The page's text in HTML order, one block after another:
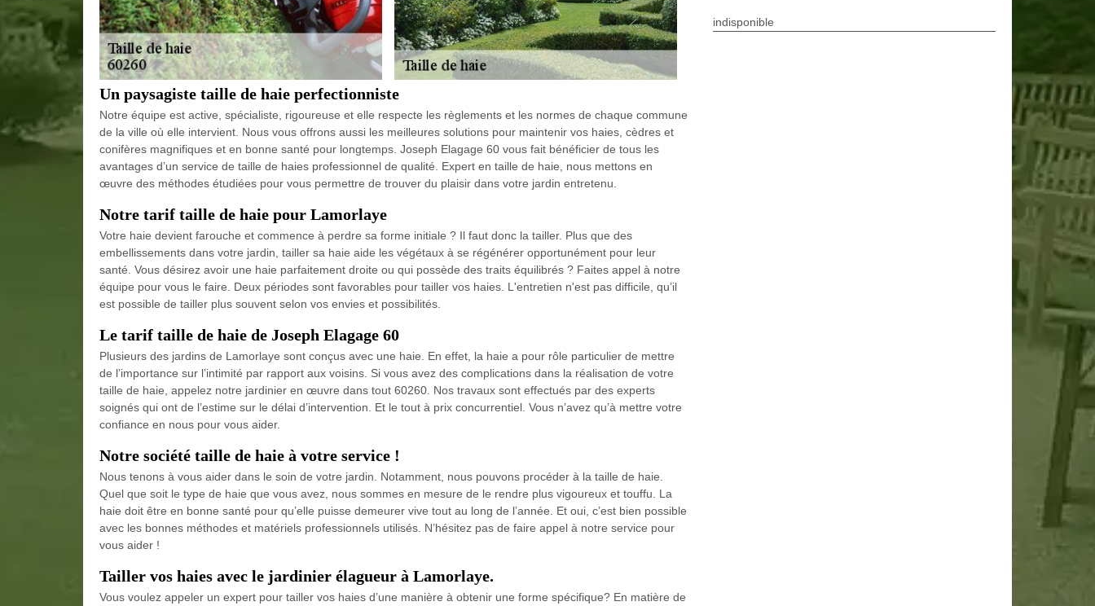
Un paysagiste taille de haie perfectionniste
Notre équipe est active, spécialiste, rigoureuse et elle respecte les règlements et les normes de chaque commune
de la ville où elle intervient. Nous vous offrons aussi les meilleures solutions pour maintenir vos haies, cèdres et
conifères magnifiques et en bonne santé pour longtemps. Joseph Elagage 60 vous fait bénéficier de tous les
avantages d’un service de taille de haies professionnel de qualité. Expert en taille de haie, nous mettons en
œuvre des méthodes étudiées pour vous permettre de trouver du plaisir dans votre jardin entretenu.
Notre tarif taille de haie pour Lamorlaye
Votre haie devient farouche et commence à perdre sa forme initiale ? Il faut donc la tailler. Plus que des
embellissements dans votre jardin, tailler sa haie aide les végétaux à se régénérer opportunément pour leur
santé. Vous désirez avoir une haie parfaitement droite ou qui possède des traits équilibrés ? Faites appel à notre
équipe pour vous le faire. Deux périodes sont favorables pour tailler vos haies. L'entretien n'est pas difficile, qu’il
est possible de tailler plus souvent selon vos envies et possibilités.
Le tarif taille de haie de Joseph Elagage 60
Plusieurs des jardins de Lamorlaye sont conçus avec une haie. En effet, la haie a pour rôle particulier de mettre
de l’importance sur l’intimité par rapport aux voisins. Si vous avez des complications dans la réalisation de votre
taille de haie, appelez notre jardinier en œuvre dans tout 60260. Nos travaux sont effectués par des experts
soignés qui ont de l’estime sur le délai d’intervention. Et le tout à prix concurrentiel. Vous n’avez qu’à mettre votre
confiance en nous pour vous aider.
Notre société taille de haie à votre service !
Nous tenons à vous aider dans le soin de votre jardin. Notamment, nous pouvons procéder à la taille de haie.
Quel que soit le type de haie que vous avez, nous sommes en mesure de le rendre plus vigoureux et touffu. La
haie doit être en bonne santé pour qu’elle puisse demeurer vive tout au long de l’année. Et oui, c’est bien possible
avec les bonnes méthodes et matériels professionnels utilisés. N’hésitez pas de faire appel à notre service pour
vous aider !
Tailler vos haies avec le jardinier élagueur à Lamorlaye.
Vous voulez appeler un expert pour tailler vos haies d’une manière à obtenir une forme spécifique? En matière de
indisponible